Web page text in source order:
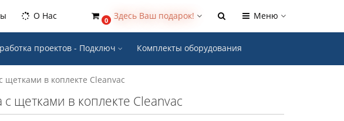
О Нас 0 Здесь Ваш подарок! Меню
проектов - Подключ Комплекты оборудования
в коплекте Cleanvac
щетками в коплекте Cleanvac